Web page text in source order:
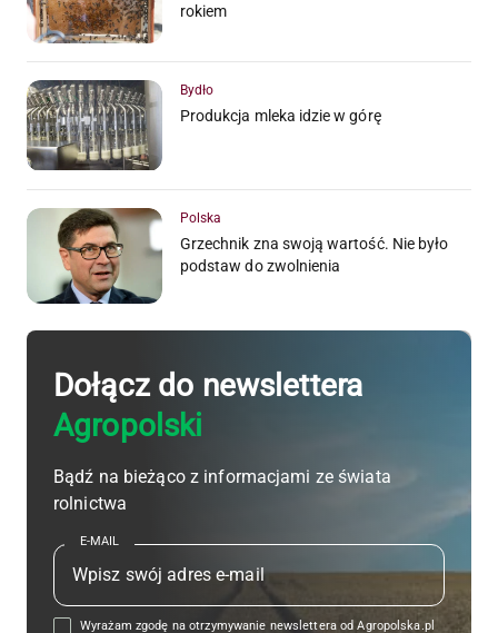
rokiem
Bydło
Produkcja mleka idzie w górę
Polska
Grzechnik zna swoją wartość. Nie było
podstaw do zwolnienia
Dołącz do newslettera
Agropolski
Bądź na bieżąco z informacjami ze świata
rolnictwa
E-MAIL
Wyrażam zgodę na otrzymywanie newslettera od Agropolska.pl